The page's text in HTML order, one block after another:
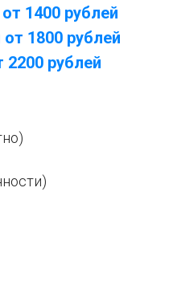
1400 рублей
1800 рублей
рублей